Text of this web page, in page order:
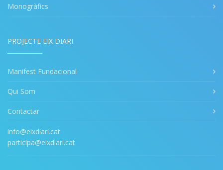
Monogràfics
PROJECTE EIX DIARI
Manifest Fundacional
Qui Som
Contactar
info@eixdiari.cat
participa@eixdiari.cat